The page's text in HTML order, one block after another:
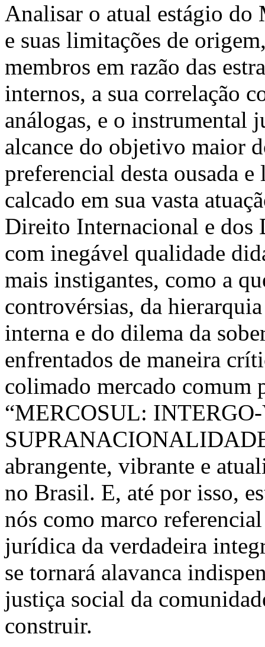
Analisar o atual estágio do
e suas limitações de
membros em razão das
internos, a sua correlação
análogas, e o instrumental
alcance do objetivo maior
preferencial desta ousada
calcado em sua vasta
Direito Internacional e dos
com inegável qualidade
mais instigantes, como a
controvérsias, da
interna e do dilema da
enfrentados de maneira
colimado mercado comum
“MERCOSUL:
abrangente, vibrante e
no Brasil. E, até por isso,
nós como marco
jurídica da verdadeira
se tornará alavanca
justiça social da
construir.